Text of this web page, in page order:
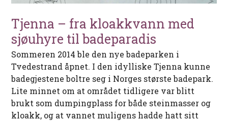
Tjenna – fra kloakkvann med
sjøuhyre til badeparadis
Sommeren 2014 ble den nye badeparken i
Tvedestrand åpnet. I den idylliske Tjenna kunne
badegjestene boltre seg i Norges største badepark.
Lite minnet om at området tidligere var blitt
brukt som dumpingplass for både steinmasser og
kloakk, og at vannet muligens hadde hatt sitt